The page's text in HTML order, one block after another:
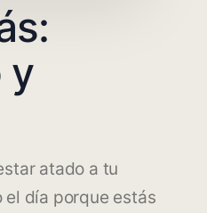
y
atado a tu
día porque estás